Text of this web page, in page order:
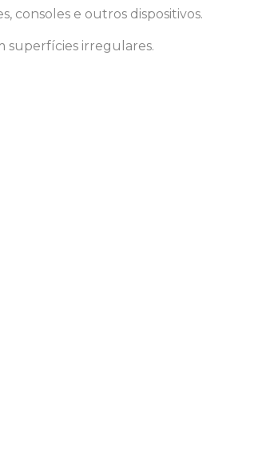
consoles e outros dispositivos.
superfícies irregulares.